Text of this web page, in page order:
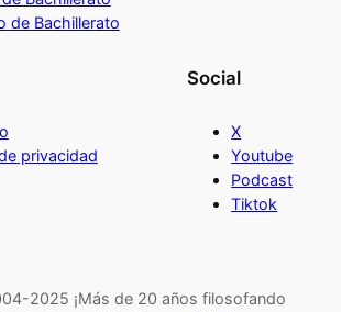
de Bachillerato
privacidad
Social
X
Youtube
Podcast
Tiktok
2025 ¡Más de 20 años filosofando